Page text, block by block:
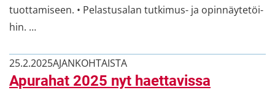
tuot­ta­mi­seen. • Pe­las­tusa­lan tutkimus-​ ja opin­näy­te­töi­
hin. …
25.2.2025AJAN­KOH­TAIS­TA
Apu­ra­hat 2025 nyt haet­ta­vis­sa